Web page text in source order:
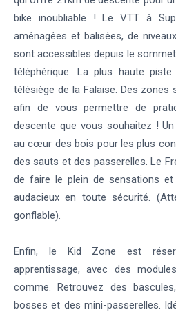
bike inoubliable ! Le VTT à
aménagées et balisées, de
sont accessibles depuis le
téléphérique. La plus haute
télésiège de la Falaise. Des
afin de vous permettre de
descente que vous souhaitez !
au cœur des bois pour les plus
des sauts et des passerelles. Le
de faire le plein de sensations
audacieux en toute sécurité.
gonflable).
Enfin, le Kid Zone est
apprentissage, avec des
comme. Retrouvez des
bosses et des mini-passerelles.